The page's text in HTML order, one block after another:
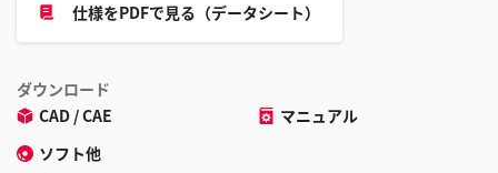
仕様をPDFで見る（データシート）
ダウンロード
CAD / CAE
マニュアル
ソフト他